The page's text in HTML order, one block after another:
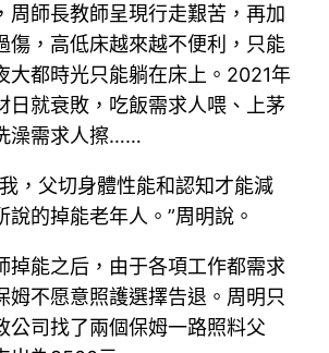
周師長教師呈現行走艱苦，再加
傷，高低床越來越不便利，只能
大都時光只能躺在床上。2021年
日就衰敗，吃飯需求人喂、上茅
澡需求人擦……
，父切身體性能和認知才能減
說的掉能老年人。”周明說。
掉能之后，由于各項工作都需求
姆不愿意照護選擇告退。周明只
公司找了兩個保姆一路照料父